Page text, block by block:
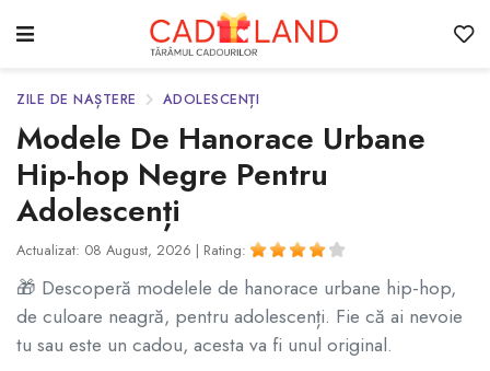
ZILE DE NAȘTERE ADOLESCENȚI
Modele De Hanorace Urbane
Hip-hop Negre Pentru
Adolescenți
Actualizat: 08 August, 2026 | Rating:
🎁 Descoperă modelele de hanorace urbane hip-hop,
de culoare neagră, pentru adolescenți. Fie că ai nevoie
tu sau este un cadou, acesta va fi unul original.